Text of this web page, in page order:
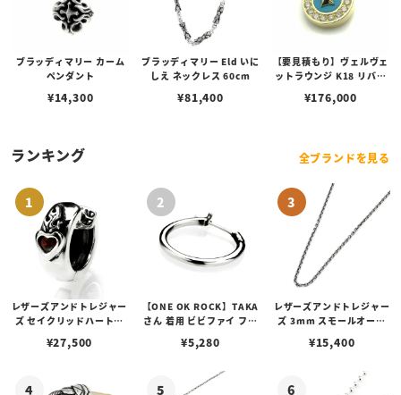
ブラッディマリー カーム
ペンダント
¥14,300
ブラッディマリー Eld いに
しえ ネックレス 60cm
¥81,400
【要見積もり】ヴェルヴェ
ットラウンジ K18 リバテ
ーコイズ
¥176,000
ランキング 全ブランドを見る
レザーズアンドトレジャー
ズ セイクリッドハートピ
¥27,500
【ONE OK ROCK】TAKA
さん 着用 ビビファイ フー
¥5,280
レザーズアンドトレジャー
ズ 3mm スモールオーバ
ブスタークラスプ＆LTロ
¥15,400